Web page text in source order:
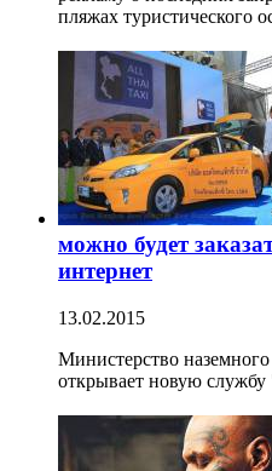
пляжах туристического
можно будет
интернет
13.02.2015
Министерство
открывает новую службу